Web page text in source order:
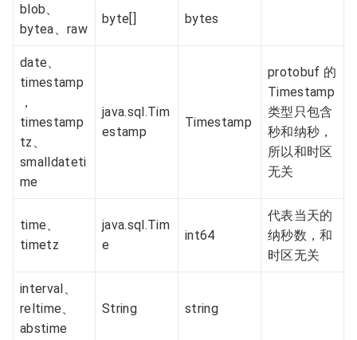
blob、
bytea、raw
byte[] bytes
date、
timestamp
，
timestamp
tz、
smalldateti
me
java.sql.Tim
estamp
Timestamp
protobuf 的
Timestamp
类型只包含
秒和纳秒，
所以和时区
无关
time、
timetz
java.sql.Tim
e
int64
代表当天的
纳秒数，和
时区无关
interval、
reltime、
abstime
String string